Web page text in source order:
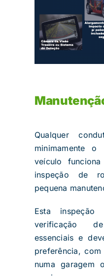
Qualquer
minimamente
veículo
inspeção de
pequena
Esta inspeção
verificação
essenciais e
preferência,
numa garagem